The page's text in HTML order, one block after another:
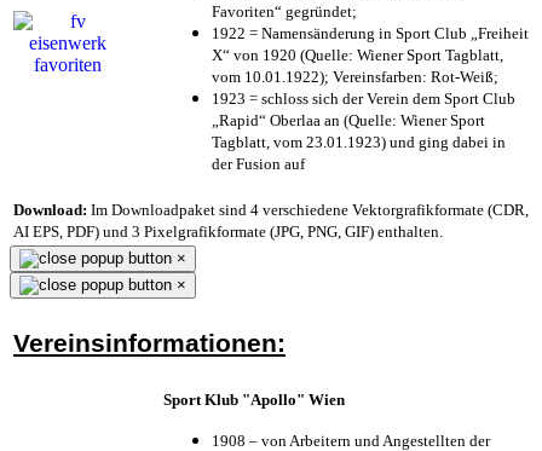
Favoriten“ gegründet;
1922 = Namensänderung in Sport Club „Freiheit
X“ von 1920 (Quelle: Wiener Sport Tagblatt,
vom 10.01.1922); Vereinsfarben: Rot-Weiß;
1923 = schloss sich der Verein dem Sport Club
„Rapid“ Oberlaa an (Quelle: Wiener Sport
Tagblatt, vom 23.01.1923) und ging dabei in
der Fusion auf
Download: Im Downloadpaket sind 4 verschiedene Vektorgrafikformate (CDR,
AI EPS, PDF) und 3 Pixelgrafikformate (JPG, PNG, GIF) enthalten.
×
×
Vereinsinformationen:
Sport Klub "Apollo" Wien
1908 – von Arbeitern und Angestellten der